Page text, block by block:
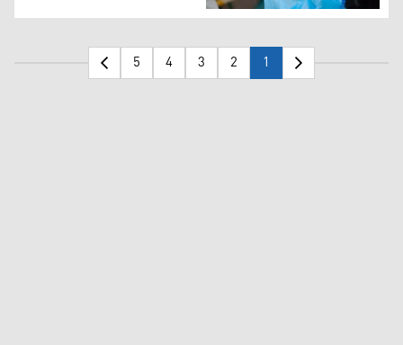
بشكل مفاجئ.. الصحة العالمية تتحدث عن ارتفاع إصابات "كورونا" بنسبة
1
2
3
4
5